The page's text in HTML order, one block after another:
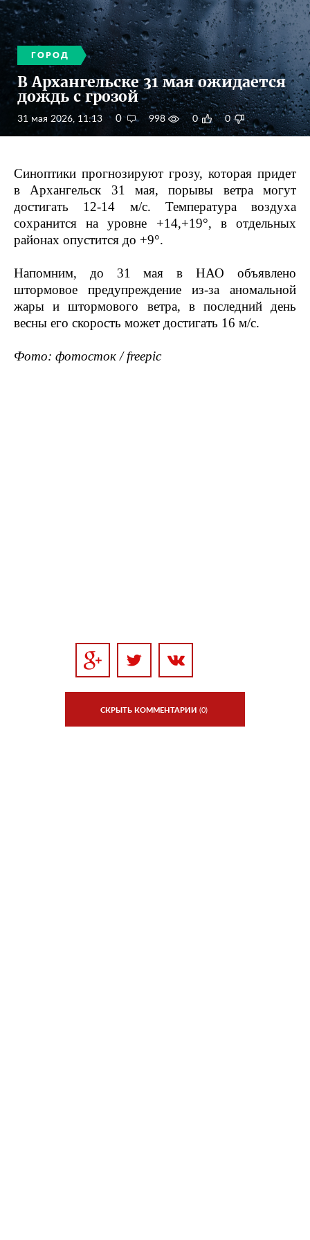
ГОРОД
В Архангельске 31 мая ожидается
дождь с грозой
31 мая 2026, 11:13 0 998 0 0
Синоптики прогнозируют грозу, которая придет
в Архангельск 31 мая, порывы ветра могут
достигать 12-14 м/с. Температура воздуха
сохранится на уровне +14,+19°, в отдельных
районах опустится до +9°.
Напомним, до 31 мая в НАО объявлено
штормовое предупреждение из-за аномальной
жары и штормового ветра, в последний день
весны его скорость может достигать 16 м/с.
Фото: фотосток / freepic
СКРЫТЬ КОММЕНТАРИИ (0)